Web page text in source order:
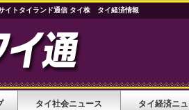
イトタイランド通信 タイ株 タイ経済情報
タイ社会ニュース タイ経済ニ